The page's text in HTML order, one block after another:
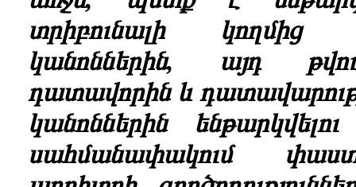
տրիբունալի կողմից
կանոններին, այդ
դատավորին և
կանոններին
սահմանափակում